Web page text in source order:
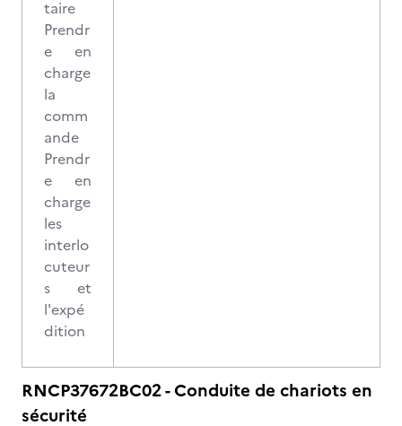
taire
Prendr
e en
charge
la
comm
ande
Prendr
e en
charge
les
interlo
cuteur
s et
l'expé
dition
RNCP37672BC02 - Conduite de chariots en
sécurité